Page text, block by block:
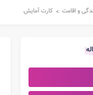
و اقامت > کارت آمایش